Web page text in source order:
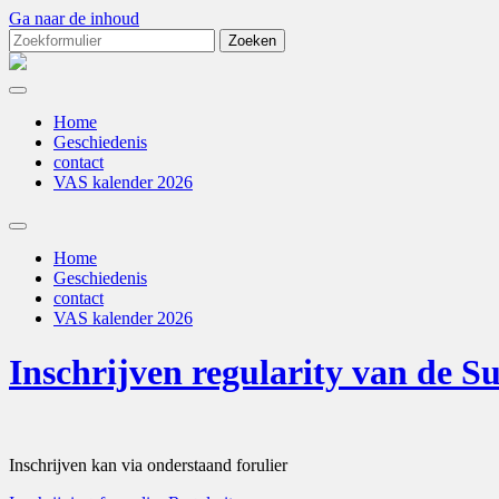
Ga naar de inhoud
Zoeken
naar:Autoclub
Home
Geschiedenis
contact
VAS kalender 2026
Toggle
zoekveldHome
Geschiedenis
contact
VAS kalender 2026
Inschrijven regularity van de
Inschrijven kan via onderstaand forulier